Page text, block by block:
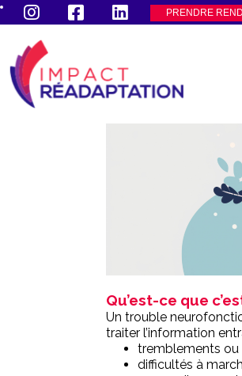
PRENDRE
Qu’est-ce que
Un trouble
traiter l’information
tremblements ou
difficultés à